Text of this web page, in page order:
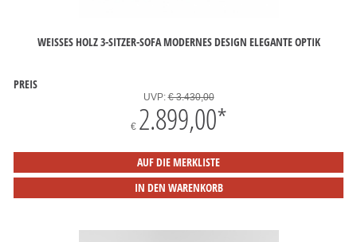
WEISSES HOLZ 3-SITZER-SOFA MODERNES DESIGN ELEGANTE OPTIK
PREIS
UVP:€ 3.430,00
€ 2.899,00*
AUF DIE MERKLISTE
IN DEN WARENKORB